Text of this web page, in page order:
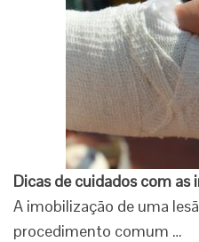
Dicas de cuidados com
A imobilização de uma
procedimento comum …